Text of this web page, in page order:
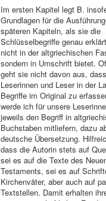
Im ersten Kapitel legt B.
Grundlagen für die
späteren Kapiteln, als sie die
Schlüsselbegriffe genau
nicht in der altgriechischen
sondern in Umschrift bietet.
geht sie nicht davon aus,
Leserinnen und Leser in der
Begriffe im Original zu
werde ich für unsere
jeweils den Begriff in
Buchstaben mitliefern, dazu
deutsche Übersetzung.
dass die Autorin stets auf
sei es auf die Texte des
Testaments, sei es auf
Kirchenväter, aber auch auf
Textstellen. Damit erhalten